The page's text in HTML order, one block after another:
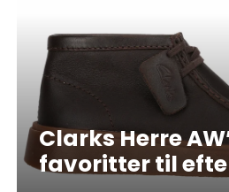
Clarks Herre
favoritter til